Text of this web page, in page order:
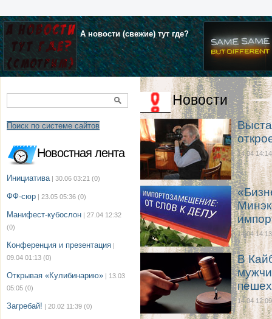
А новости (свежие) тут где?
Поиск по системе сайтов
Новостная лента
Инициатива | 30.06 03:21 (0)
ФФ-сюр | 23.05 05:36 (0)
Манифест-кубослон | 27.04 12:32
(0)
Конференция и презентация |
09.04 01:13 (0)
Открывая «Кулибинарию» | 13.03
05:05 (0)
Загребай! | 20.02 11:39 (0)
Новости
14.04 14:14
14.04 14:13
В
14.04 12:09